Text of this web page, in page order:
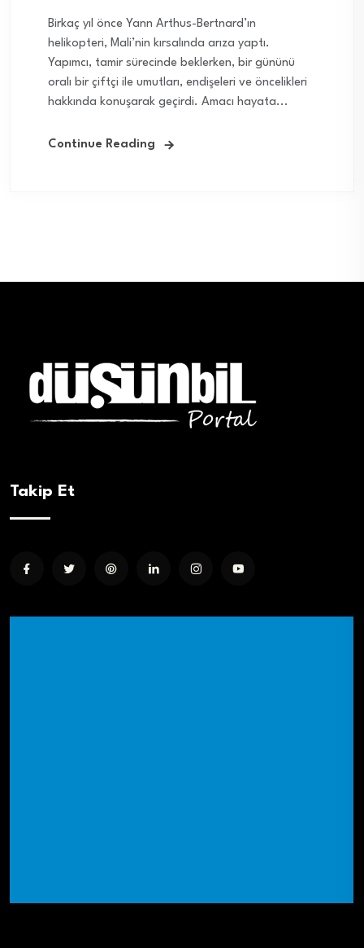
Birkaç yıl önce Yann Arthus-Bertnard’ın
helikopteri, Mali’nin kırsalında arıza yaptı.
Yapımcı, tamir sürecinde beklerken, bir gününü
oralı bir çiftçi ile umutları, endişeleri ve öncelikleri
hakkında konuşarak geçirdi. Amacı hayata...
Continue Reading
Takip Et